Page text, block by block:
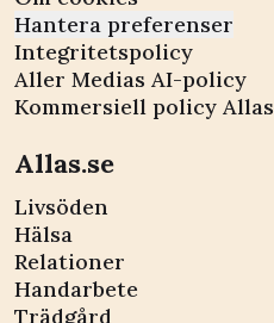
Hantera preferenser
Integritetspolicy
Aller Medias AI-policy
Kommersiell policy Allas
Allas.se
Livsöden
Hälsa
Relationer
Handarbete
Trädgård